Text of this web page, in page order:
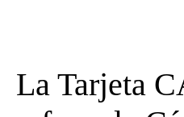
La Tarjeta